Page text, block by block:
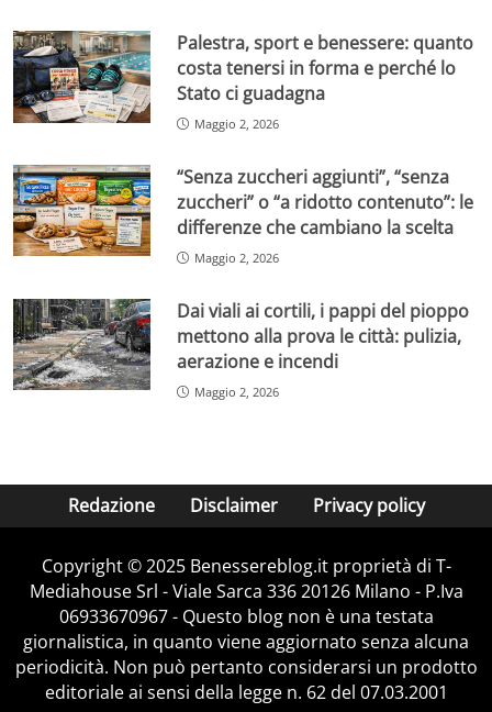
Palestra, sport e benessere: quanto
costa tenersi in forma e perché lo
Stato ci guadagna
Maggio 2, 2026
“Senza zuccheri aggiunti”, “senza
zuccheri” o “a ridotto contenuto”: le
differenze che cambiano la scelta
Maggio 2, 2026
Dai viali ai cortili, i pappi del pioppo
mettono alla prova le città: pulizia,
aerazione e incendi
Maggio 2, 2026
Redazione Disclaimer Privacy policy
Copyright © 2025 Benessereblog.it proprietà di T-
Mediahouse Srl - Viale Sarca 336 20126 Milano - P.Iva
06933670967 - Questo blog non è una testata
giornalistica, in quanto viene aggiornato senza alcuna
periodicità. Non può pertanto considerarsi un prodotto
editoriale ai sensi della legge n. 62 del 07.03.2001